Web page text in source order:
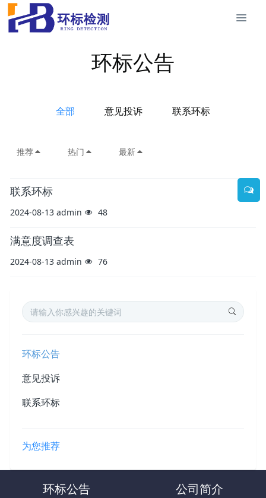
环标公告
全部 意见投诉 联系环标
推荐 热门 最新
联系环标
2024-08-13 admin 48
满意度调查表
2024-08-13 admin 76
环标公告
意见投诉
联系环标
为您推荐
环标公告
公司简介